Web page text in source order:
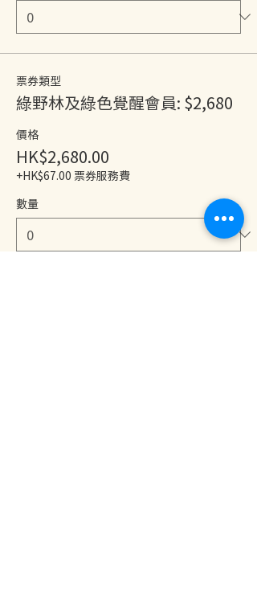
票券類型
綠野林及綠色覺醒會員: $2,680
價格
HK$2,680.00
+HK$67.00 票券服務費
數量